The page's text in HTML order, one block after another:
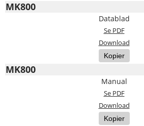
MK800
Datablad
Se PDF
Download
Kopier
MK800
Manual
Se PDF
Download
Kopier